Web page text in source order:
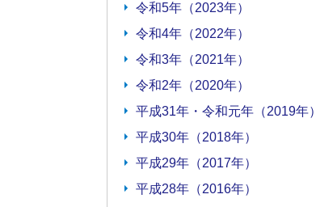
令和5年（2023年）
令和4年（2022年）
令和3年（2021年）
令和2年（2020年）
平成31年・令和元年（2019年）
平成30年（2018年）
平成29年（2017年）
平成28年（2016年）